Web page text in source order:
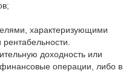
характеризующими
доходность или
операции, либо в